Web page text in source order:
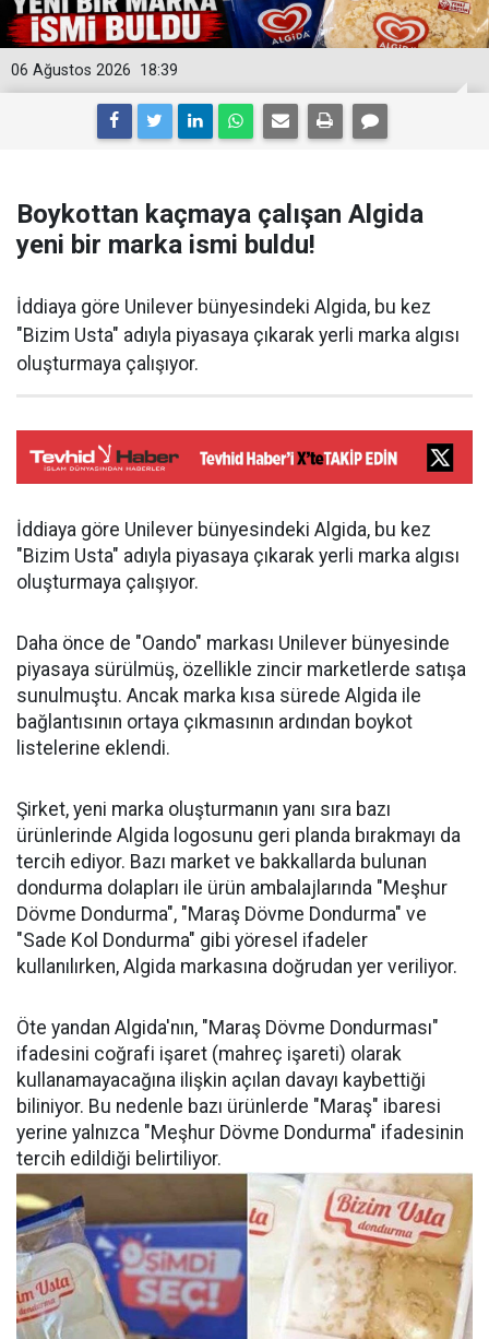
18:39
06 Ağustos 2026
Boykottan kaçmaya çalışan Algida
yeni bir marka ismi buldu!
İddiaya göre Unilever bünyesindeki Algida, bu kez
"Bizim Usta" adıyla piyasaya çıkarak yerli marka algısı
oluşturmaya çalışıyor.
İddiaya göre Unilever bünyesindeki Algida, bu kez
"Bizim Usta" adıyla piyasaya çıkarak yerli marka algısı
oluşturmaya çalışıyor.
Daha önce de "Oando" markası Unilever bünyesinde
piyasaya sürülmüş, özellikle zincir marketlerde satışa
sunulmuştu. Ancak marka kısa sürede Algida ile
bağlantısının ortaya çıkmasının ardından boykot
listelerine eklendi.
Şirket, yeni marka oluşturmanın yanı sıra bazı
ürünlerinde Algida logosunu geri planda bırakmayı da
tercih ediyor. Bazı market ve bakkallarda bulunan
dondurma dolapları ile ürün ambalajlarında "Meşhur
Dövme Dondurma", "Maraş Dövme Dondurma" ve
"Sade Kol Dondurma" gibi yöresel ifadeler
kullanılırken, Algida markasına doğrudan yer veriliyor.
Öte yandan Algida'nın, "Maraş Dövme Dondurması"
ifadesini coğrafi işaret (mahreç işareti) olarak
kullanamayacağına ilişkin açılan davayı kaybettiği
biliniyor. Bu nedenle bazı ürünlerde "Maraş" ibaresi
yerine yalnızca "Meşhur Dövme Dondurma" ifadesinin
tercih edildiği belirtiliyor.